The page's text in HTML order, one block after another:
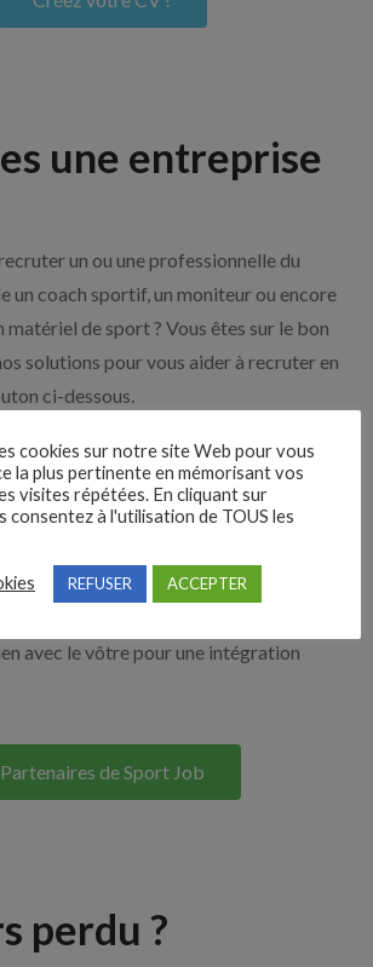
une entreprise
un ou une professionnelle du
un coach sportif, un moniteur ou encore
matériel de sport ? Vous êtes sur le bon
solutions pour vous aider à recruter en
ci-dessous.
solutions entreprises
! Moteurs de recherches,
payant… nombreux sont nos
avec le vôtre pour une intégration
Partenaires de Sport Job
perdu ?
cookies sur notre site Web pour vous
la plus pertinente en mémorisant vos
visites répétées. En cliquant sur
consentez à l'utilisation de TOUS les
REFUSER ACCEPTER